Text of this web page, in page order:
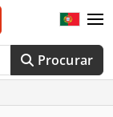
Procurar